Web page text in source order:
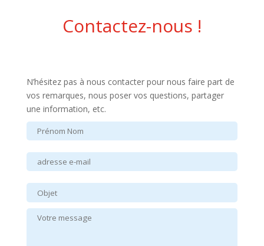
Contactez-nous !
N’hésitez pas à nous contacter pour nous faire part de
vos remarques, nous poser vos questions, partager
une information, etc.